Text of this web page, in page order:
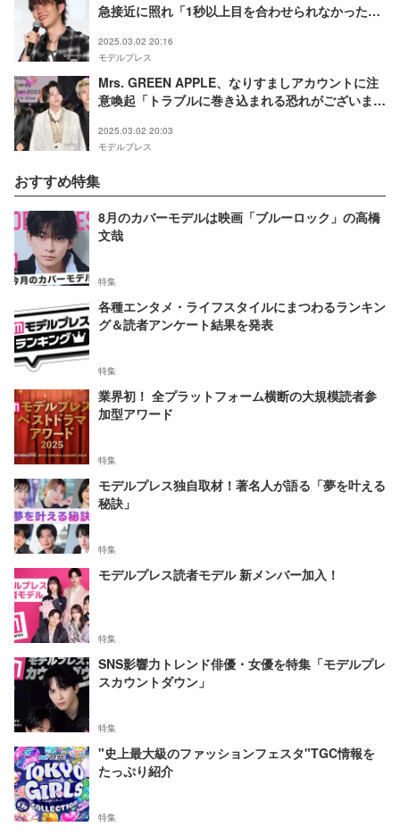
急接近に照れ「1秒以上目を合わせられなかった」
銘銘編〜】
2025.03.02 20:16
モデルプレス
Mrs. GREEN APPLE、なりすましアカウントに注
意喚起「トラブルに巻き込まれる恐れがございま
2025.03.02 20:03
モデルプレス
おすすめ特集
8月のカバーモデルは映画「ブルーロック」の高橋
文哉
特集
各種エンタメ・ライフスタイルにまつわるランキン
グ＆読者アンケート結果を発表
特集
業界初！ 全プラットフォーム横断の大規模読者参
加型アワード
特集
モデルプレス独自取材！著名人が語る「夢を叶える
秘訣」
特集
モデルプレス読者モデル 新メンバー加入！
特集
SNS影響力トレンド俳優・女優を特集「モデルプレ
スカウントダウン」
特集
"史上最大級のファッションフェスタ"TGC情報を
たっぷり紹介
特集